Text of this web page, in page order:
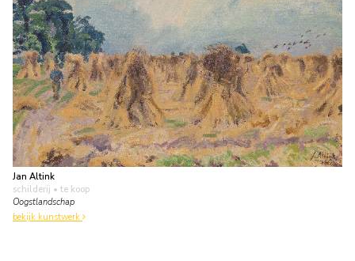
Jan Altink
schilderij • te koop
Oogstlandschap
bekijk kunstwerk